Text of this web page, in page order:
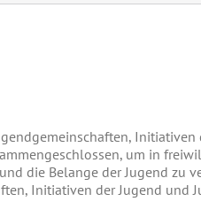
um in
die Belange der Jugend zu
Initiativen der Jugend